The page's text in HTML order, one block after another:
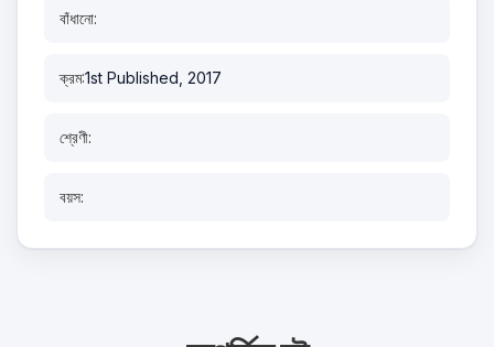
বাঁধানো:
ক্রম:1st Published, 2017
শ্রেণী:
বয়স: